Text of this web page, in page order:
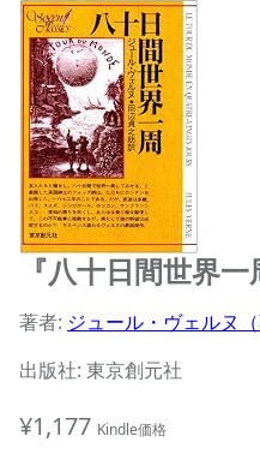
『八十日間世界
著者: ジュール・ヴェルヌ
出版社: 東京創元社
¥1,177 Kindle価格